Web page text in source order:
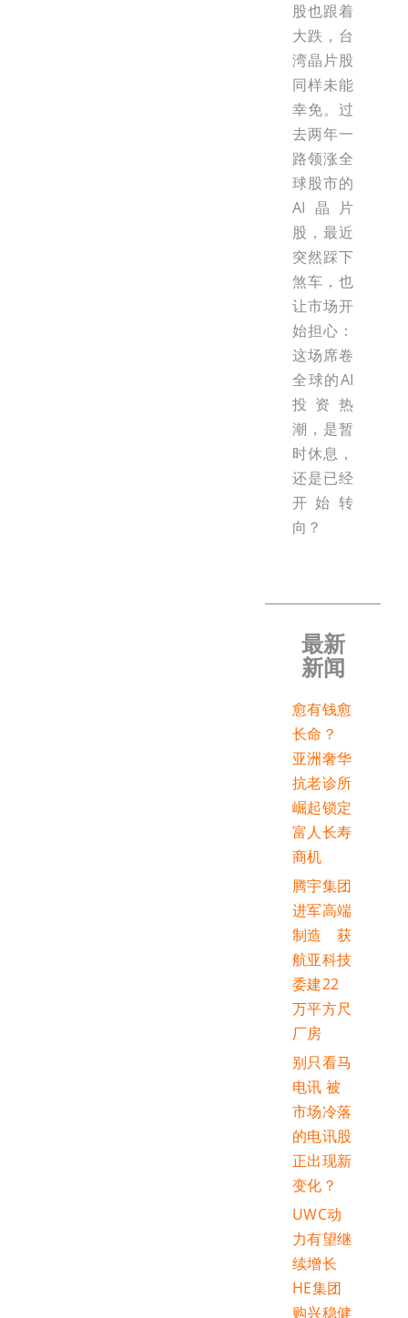
股也跟着
大跌，台
湾晶片股
同样未能
幸免。过
去两年一
路领涨全
球股市的
AI晶片
股，最近
突然踩下
煞车，也
让市场开
始担心：
这场席卷
全球的AI
投资热
潮，是暂
时休息，
还是已经
开始转
向？
最新
新闻
愈有钱愈
长命？
亚洲奢华
抗老诊所
崛起锁定
富人长寿
商机
腾宇集团
进军高端
制造 获
航亚科技
委建22
万平方尺
厂房
别只看马
电讯 被
市场冷落
的电讯股
正出现新
变化？
UWC动
力有望继
续增长
HE集团
购兴稳健